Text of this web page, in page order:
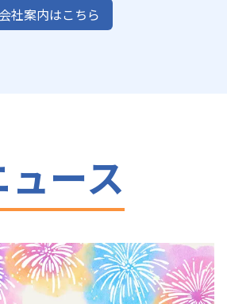
会社案内はこちら
ュース